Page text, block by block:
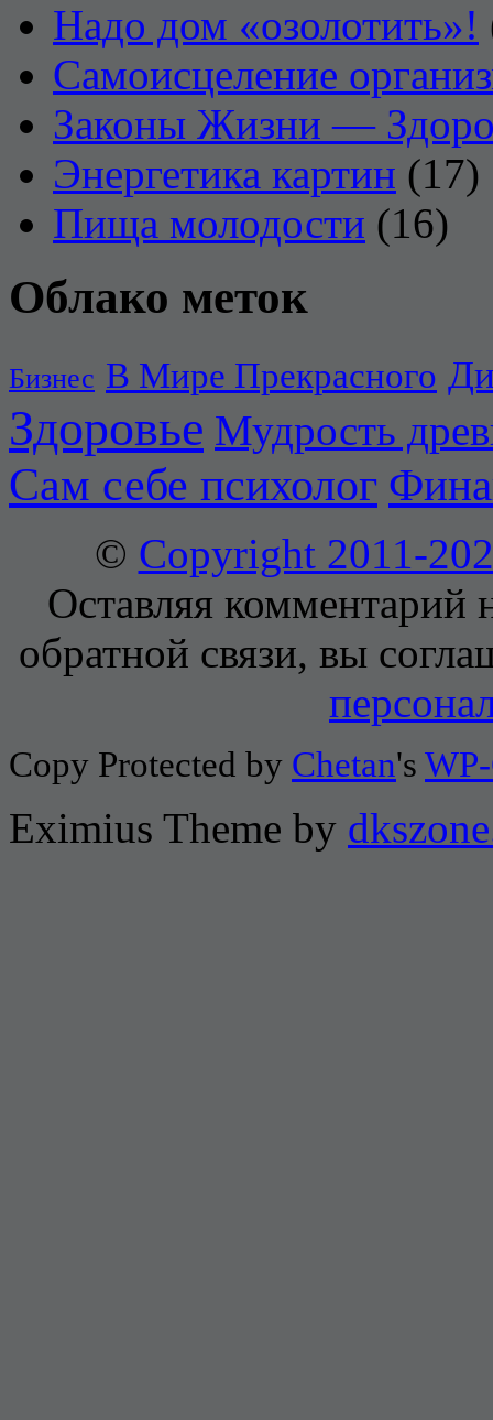
Надо дом «озолотить»!
Самоисцеление
Законы Жизни —
Энергетика картин (17)
Пища молодости (16)
Облако меток
Бизнес В Мире Прекрасного
Здоровье Мудрость
Сам себе психолог
© Copyright 2011-
Оставляя комментарий
обратной связи, вы
Copy Protected by Chetan's
Eximius Theme by